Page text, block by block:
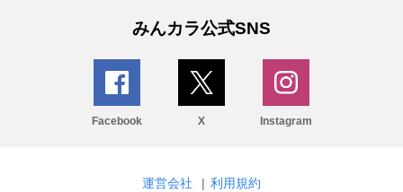
みんカラ公式SNS
Facebook X Instagram
運営会社 | 利用規約